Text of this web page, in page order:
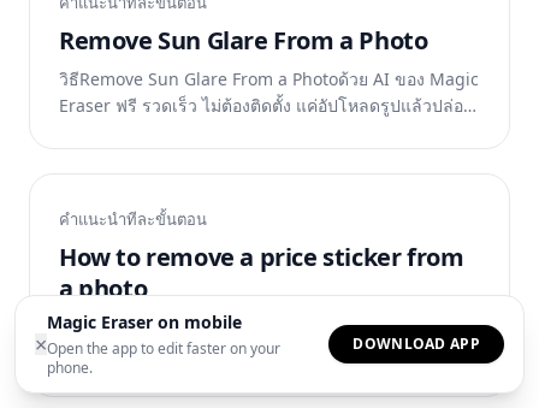
×
Magic Eraser on mobile
Open the app to edit faster on your
phone.
DOWNLOAD APP
Remove Sun Glare From a Photo
วิธีRemove Sun Glare From a Photoด้วย AI ของ Magic
Eraser ฟรี รวดเร็ว ไม่ต้องติดตั้ง แค่อัปโหลดรูปแล้วปล่อย
คำแนะนำทีละขั้นตอน
How to remove a price sticker from
a photo
วิธีHow to remove a price sticker from a photoด้วย AI
ของ Magic Eraser ฟรี รวดเร็ว ไม่ต้องติดตั้ง แค่อัปโหลด
รูปแล้วปล่อยให้ AI ทำงาน